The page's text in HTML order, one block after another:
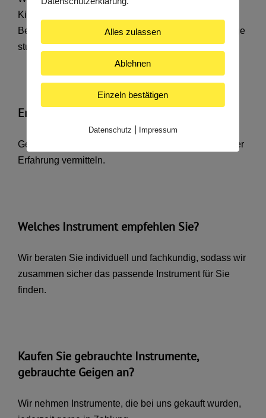
Kindheit. Das ist unsere Leidenschaft, die wir zum
Beruf gemacht haben. Wir haben Bratsche bzw. Geige
studiert und spielen auch heute noch.
Erteilen Sie Geigenunterricht?
Gerne können wir Ihnen Geigenlehrer mit langjähriger
Erfahrung vermitteln.
Welches Instrument empfehlen Sie?
Wir beraten Sie individuell und fachkundig, sodass wir
zusammen sicher das passende Instrument für Sie
finden.
Kaufen Sie gebrauchte Instrumente,
gebrauchte Geigen an?
Wir nehmen Instrumente, die bei uns gekauft wurden,
Alles zulassen
Ablehnen
Einzeln bestätigen
Datenschutz Impressum